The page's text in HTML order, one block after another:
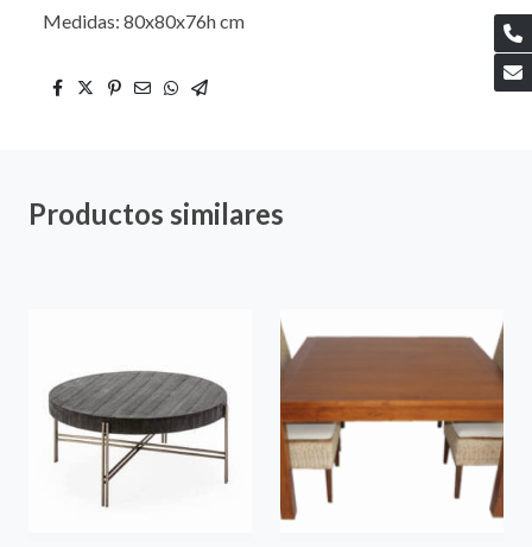
Medidas: 80x80x76h cm
Productos similares